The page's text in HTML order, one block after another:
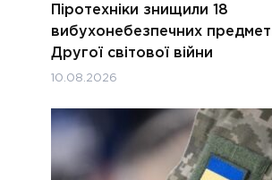
Піротехніки знищили 18
вибухонебезпечних
Другої світової війни
10.08.2026